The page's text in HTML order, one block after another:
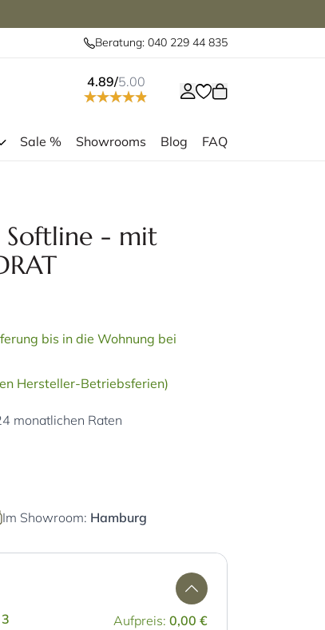
Beratung: 040 229 44 835
4.89/5.00
Sale % Showrooms Blog FAQ
Softline - mit
bis in die Wohnung bei
Hersteller-Betriebsferien)
monatlichen Raten
Im Showroom: Hamburg
Aufpreis: 0,00 €